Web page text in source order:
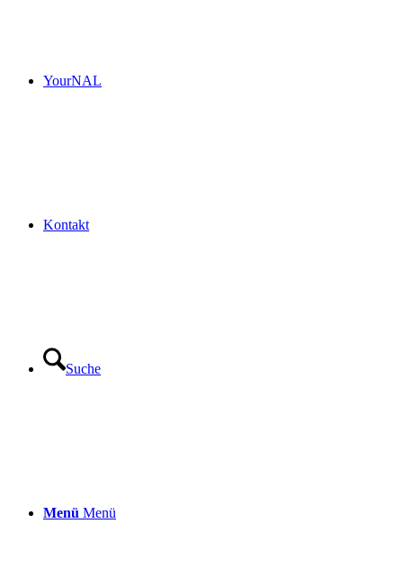
YourNAL
Kontakt
Suche
Menü Menü